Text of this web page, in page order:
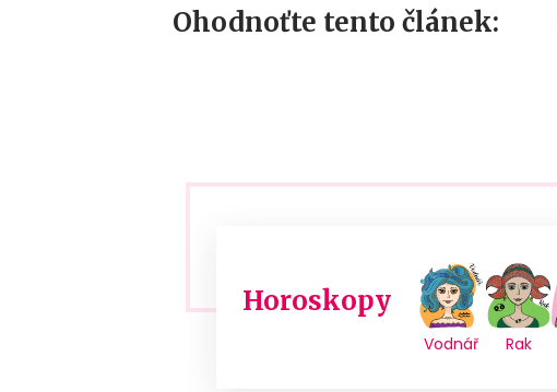
Ohodnoťte tento článek:
Horoskopy
Vodnář Rak